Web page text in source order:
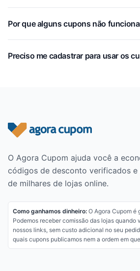
Por que alguns cupons não
Preciso me cadastrar para usar os
Rodapé do site
O Agora Cupom ajuda você a
códigos de desconto verificados
de milhares de lojas online.
Como ganhamos dinheiro:O Agora Cupom é
Podemos receber comissão das lojas quando
nossos links, sem custo adicional no seu
quais cupons publicamos nem a ordem em